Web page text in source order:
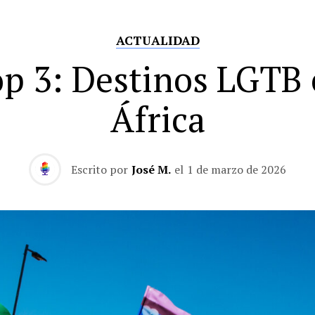
ACTUALIDAD
3: Destinos LGTB
África
Escrito por José M. el 1 de marzo de 2026